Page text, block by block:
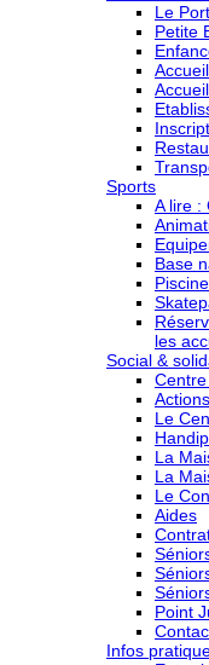
Le
Petite
Sports
A lire :
Base
les
Social &
Centre
Le
La
La
Le
Aides
Point
Infos